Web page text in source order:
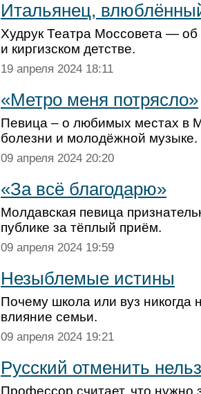
Итальянец,
Худрук Театра Моссовета — об
и киргизском детстве.
19 апреля 2024 18:11
«Метро меня потрясло»
Певица – о любимых местах в
болезни и молодёжной музыке.
09 апреля 2024 20:20
«За всё благодарю»
Молдавская певица
публике за тёплый приём.
09 апреля 2024 19:59
Незыблемые истины
Почему школа или вуз никогда
влияние семьи.
09 апреля 2024 19:21
Русский отменить
Профессор считает, что нужно